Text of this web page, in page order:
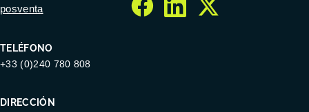
TELÉFONO
+33 (0)240 780 808
DIRECCIÓN
posventa
facebook
linkedin
twitter